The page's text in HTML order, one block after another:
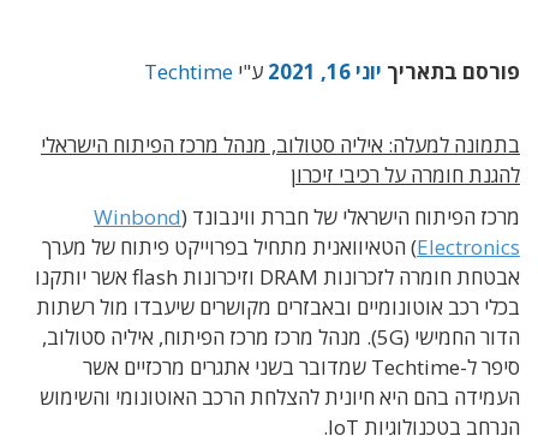
פורסם בתאריך יוני 16, 2021 ע"י Techtime
בתמונה למעלה: איליה סטולוב, מנהל מרכז הפיתוח הישראלי
להגנת חומרה על רכיבי זיכרון
מרכז הפיתוח הישראלי של חברת ווינבונד (Winbond
Electronics) הטאיוואנית מתחיל בפרוייקט פיתוח של מערך
אבטחת חומרה לזכרונות DRAM וזיכרונות flash אשר יותקנו
בכלי רכב אוטונומיים ובאבזרים מקושרים שיעבדו מול רשתות
הדור החמישי (5G). מנהל מרכז מרכז הפיתוח, איליה סטולוב,
סיפר ל-Techtime שמדובר בשני אתגרים מרכזיים אשר
העמידה בהם היא חיונית להצלחת הרכב האוטונומי והשימוש
הנרחב בטכנולוגיות IoT.